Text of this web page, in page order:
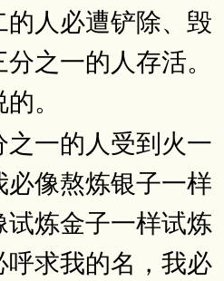
人必遭铲除、毁
之一的人存活。
。
一的人受到火一
像熬炼银子一样
炼金子一样试炼
求我的名，我必